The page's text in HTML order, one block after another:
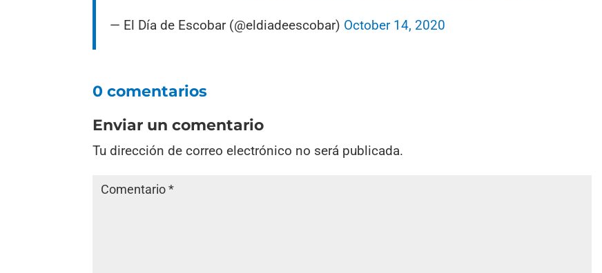
— El Día de Escobar (@eldiadeescobar) October 14, 2020
0 comentarios
Enviar un comentario
Tu dirección de correo electrónico no será publicada.